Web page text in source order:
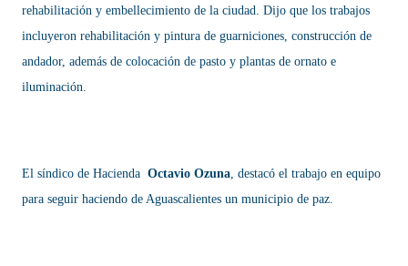
rehabilitación y embellecimiento de la ciudad. Dijo que los trabajos
incluyeron rehabilitación y pintura de guarniciones, construcción de
andador, además de colocación de pasto y plantas de ornato e
iluminación.
El síndico de Hacienda Octavio Ozuna , destacó el trabajo en equipo
para seguir haciendo de Aguascalientes un municipio de paz.